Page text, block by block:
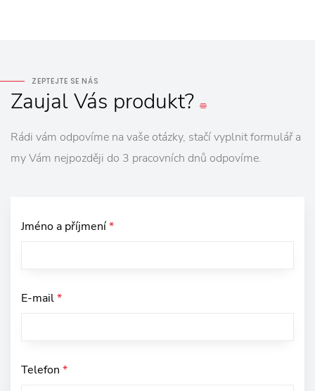
ZEPTEJTE SE NÁS
ZaujalVás produkt?
Rádi vám odpovíme na vaše otázky, stačí vyplnit formulář a
my Vám nejpozději do 3 pracovních dnů odpovíme.
Jméno a příjmení*
E-mail*
Telefon *